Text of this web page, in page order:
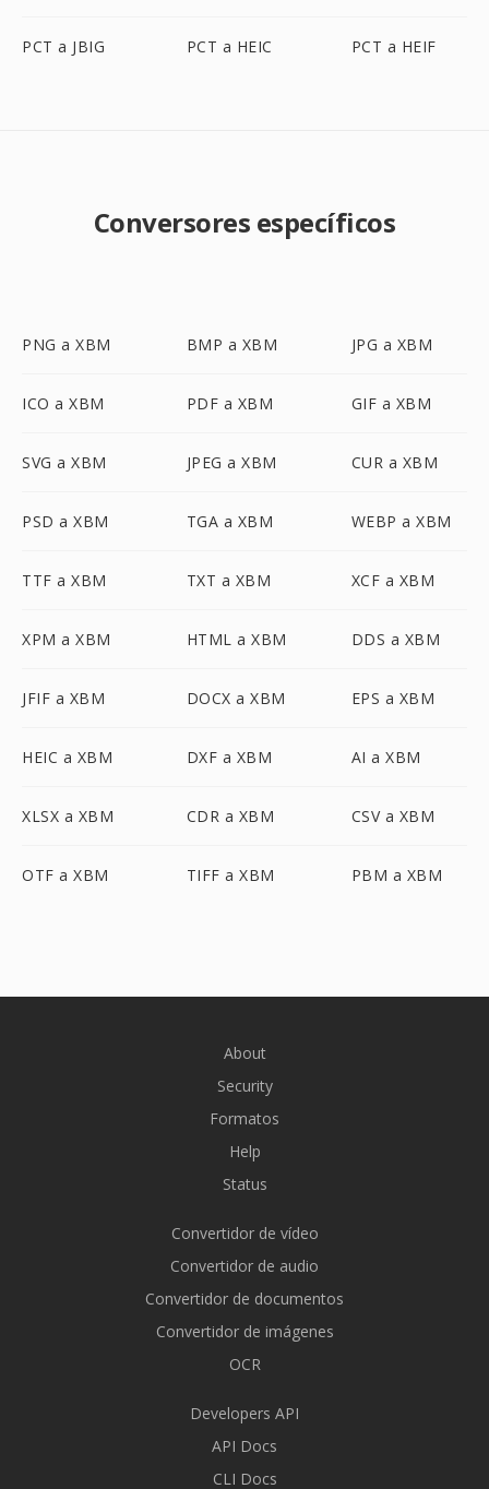
PCT a JBIG PCT a HEIC PCT a HEIF
Conversores específicos
PNG a XBM BMP a XBM JPG a XBM
ICO a XBM PDF a XBM GIF a XBM
SVG a XBM JPEG a XBM CUR a XBM
PSD a XBM TGA a XBM WEBP a XBM
TTF a XBM TXT a XBM XCF a XBM
XPM a XBM HTML a XBM DDS a XBM
JFIF a XBM DOCX a XBM EPS a XBM
HEIC a XBM DXF a XBM AI a XBM
XLSX a XBM CDR a XBM CSV a XBM
OTF a XBM TIFF a XBM PBM a XBM
About
Security
Formatos
Help
Status
Convertidor de vídeo
Convertidor de audio
Convertidor de documentos
Convertidor de imágenes
OCR
Developers API
API Docs
CLI Docs